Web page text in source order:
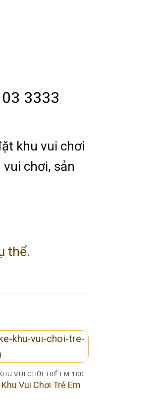
3333
khu vui chơi
chơi, sản
thể.
Vui Chơi Trẻ Em